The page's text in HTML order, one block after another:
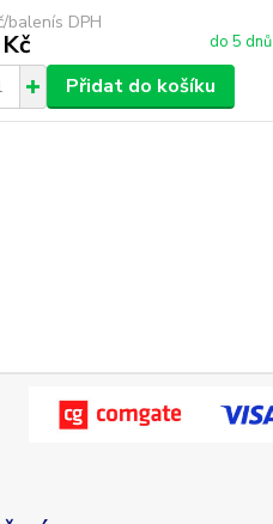
/balení
do 5 dnů
Přidat do košíku